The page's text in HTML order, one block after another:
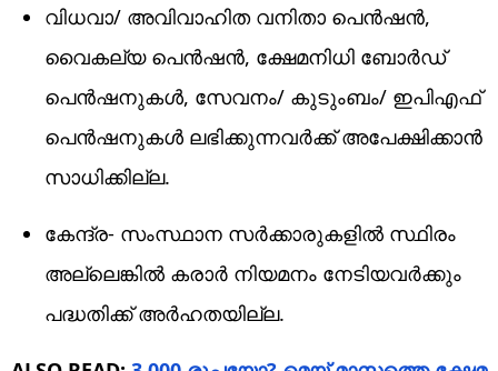
വിധവാ/ അവിവാഹിത വനിതാ പെന്‍ഷന്‍,
വൈകല്യ പെന്‍ഷന്‍, ക്ഷേമനിധി ബോര്‍ഡ്
പെന്‍ഷനുകള്‍, സേവനം/ കുടുംബം/ ഇപിഎഫ്
പെന്‍ഷനുകള്‍ ലഭിക്കുന്നവര്‍ക്ക് അപേക്ഷിക്കാന്‍
സാധിക്കില്ല.
കേന്ദ്ര- സംസ്ഥാന സര്‍ക്കാരുകളില്‍ സ്ഥിരം
അല്ലെങ്കില്‍ കരാര്‍ നിയമനം നേടിയവര്‍ക്കും
പദ്ധതിക്ക് അര്‍ഹതയില്ല.